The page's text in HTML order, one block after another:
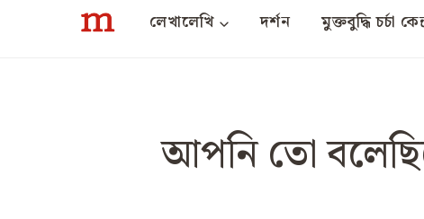
লেখালেখি দর্শন মুক্তবুদ্ধি চর্চা
আপনি তো